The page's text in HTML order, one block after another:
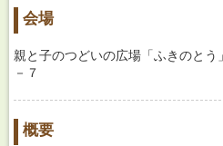
会場
親と子のつどいの広場「ふきのと
－７
概要